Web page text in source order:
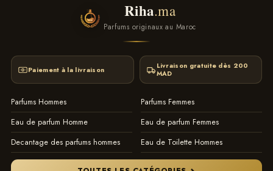
Riha.ma
Parfums originaux au Maroc
Paiement à la livraison
Livraison gratuite dès 200
MAD
Parfums Hommes
Parfums Femmes
Eau de parfum Homme
Eau de parfum Femmes
Decantage des parfums hommes
Eau de Toilette Hommes